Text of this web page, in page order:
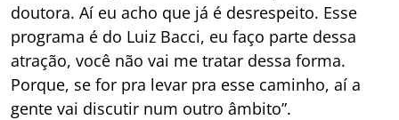
doutora. Aí eu acho que já é desrespeito. Esse
programa é do Luiz Bacci, eu faço parte dessa
atração, você não vai me tratar dessa forma.
Porque, se for pra levar pra esse caminho, aí a
gente vai discutir num outro âmbito”.